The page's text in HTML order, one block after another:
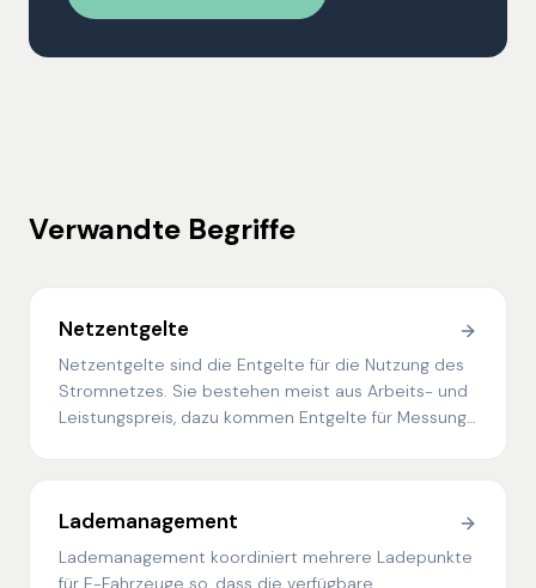
Verwandte Begriffe
Netzentgelte
Netzentgelte sind die Entgelte für die Nutzung des
Stromnetzes. Sie bestehen meist aus Arbeits- und
Leistungspreis, dazu kommen Entgelte für Messung
Lademanagement
Lademanagement koordiniert mehrere Ladepunkte
für E-Fahrzeuge so, dass die verfügbare